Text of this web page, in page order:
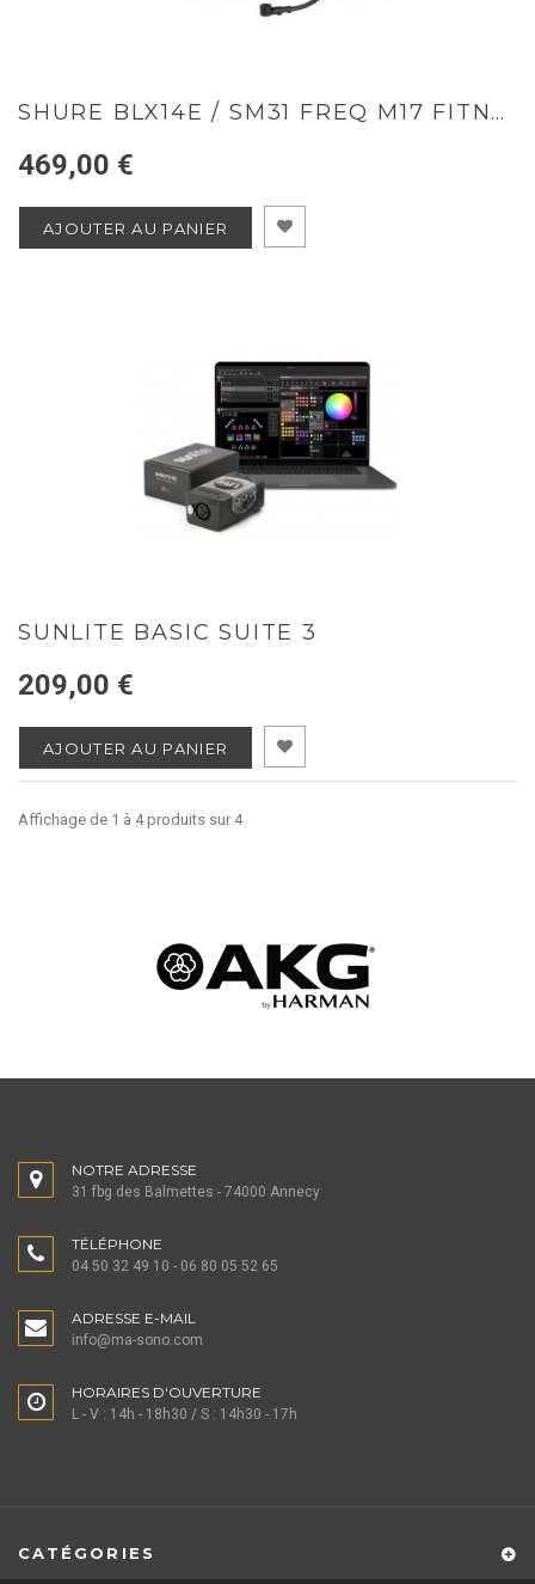
SHURE BLX14E / SM31 FREQ M17 FITNESS
469,00 €
AJOUTER AU PANIER
SUNLITE BASIC SUITE 3
209,00 €
AJOUTER AU PANIER
Affichage de 1 à 4 produits sur 4
NOTRE ADRESSE
31 fbg des Balmettes - 74000 Annecy
TÉLÉPHONE
04 50 32 49 10 - 06 80 05 52 65
ADRESSE E-MAIL
info@ma-sono.com
HORAIRES D'OUVERTURE
L - V : 14h - 18h30 / S : 14h30 - 17h
CATÉGORIES